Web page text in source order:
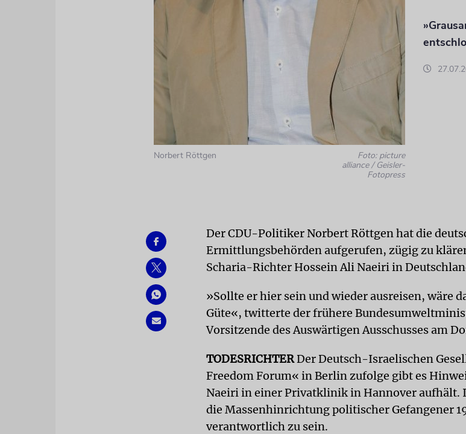
Norbert Röttgen
Foto: picture
alliance / Geisler-
Fotopress
Der CDU-Politiker Norbert Röttgen hat die
Ermittlungsbehörden aufgerufen, zügig zu
Scharia-Richter Hossein Ali Naeiri in
»Sollte er hier sein und wieder ausreisen, wäre
Güte«, twitterte der frühere
Vorsitzende des Auswärtigen Ausschusses am
TODESRICHTERDer Deutsch-Israelischen
Freedom Forum« in Berlin zufolge gibt es
Naeiri in einer Privatklinik in Hannover aufhält.
die Massenhinrichtung politischer Gefangener
verantwortlich zu sein.